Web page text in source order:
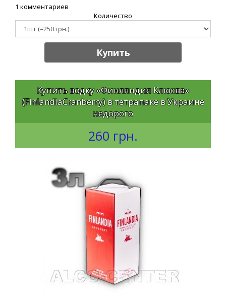
1 комментариев
Количество
Купить
Купить водку «Финляндия Клюква»
(FinlandiaCranberry) в тетрапаке в Украине
недорого
260 грн.